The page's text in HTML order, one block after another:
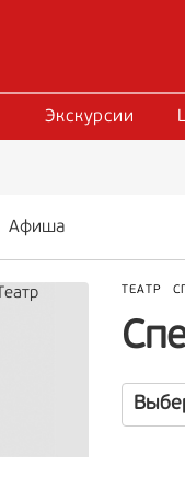
Экскурсии
Афиша
ТЕАТР